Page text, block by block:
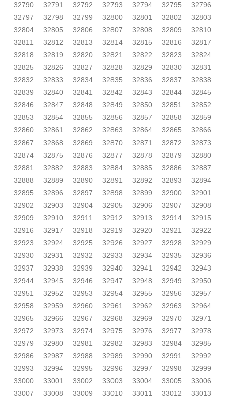
32790
32791 32792 32793 32794 32795
32796
32797
32798 32799 32800 32801 32802
32803
32804
32805 32806 32807 32808 32809
32810
32811
32812 32813 32814 32815 32816
32817
32818
32819 32820 32821 32822 32823
32824
32825
32826 32827 32828 32829 32830
32831
32832
32833 32834 32835 32836 32837
32838
32839
32840 32841 32842 32843 32844
32845
32846
32847 32848 32849 32850 32851
32852
32853
32854 32855 32856 32857 32858
32859
32860
32861 32862 32863 32864 32865
32866
32867
32868 32869 32870 32871 32872
32873
32874
32875 32876 32877 32878 32879
32880
32881
32882 32883 32884 32885 32886
32887
32888
32889 32890 32891 32892 32893
32894
32895
32896 32897 32898 32899 32900
32901
32902
32903 32904 32905 32906 32907
32908
32909
32910 32911 32912 32913 32914
32915
32916
32917 32918 32919 32920 32921
32922
32923
32924 32925 32926 32927 32928
32929
32930
32931 32932 32933 32934 32935
32936
32937
32938 32939 32940 32941 32942
32943
32944
32945 32946 32947 32948 32949
32950
32951
32952 32953 32954 32955 32956
32957
32958
32959 32960 32961 32962 32963
32964
32965
32966 32967 32968 32969 32970
32971
32972
32973 32974 32975 32976 32977
32978
32979
32980 32981 32982 32983 32984
32985
32986
32987 32988 32989 32990 32991
32992
32993
32994 32995 32996 32997 32998
32999
33000
33001 33002 33003 33004 33005
33006
33007
33008 33009 33010 33011 33012
33013